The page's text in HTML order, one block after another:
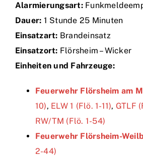
Technik
Alarmierungsart:
Dauer: 1 Stunde 25 Minuten
Einsatzart: Brandeinsatz
Einsatzort: Flörsheim – Wicker
Einheiten und Fahrzeuge:
Feuerwehr Flörsheim am
10), ELW 1 (Flö. 1-11), GTLF
RW/TM (Flö. 1-54)
Feuerwehr Flörsheim-
2-44)